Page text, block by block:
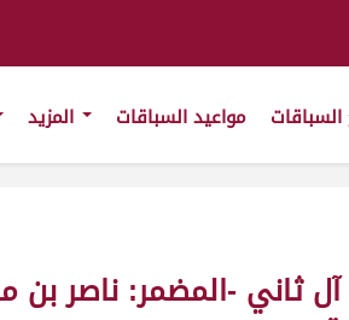
السباقات مواعيد السباقات
آل ثاني -المضمر: